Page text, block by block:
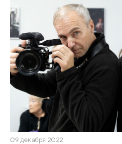
09 декабря 2022